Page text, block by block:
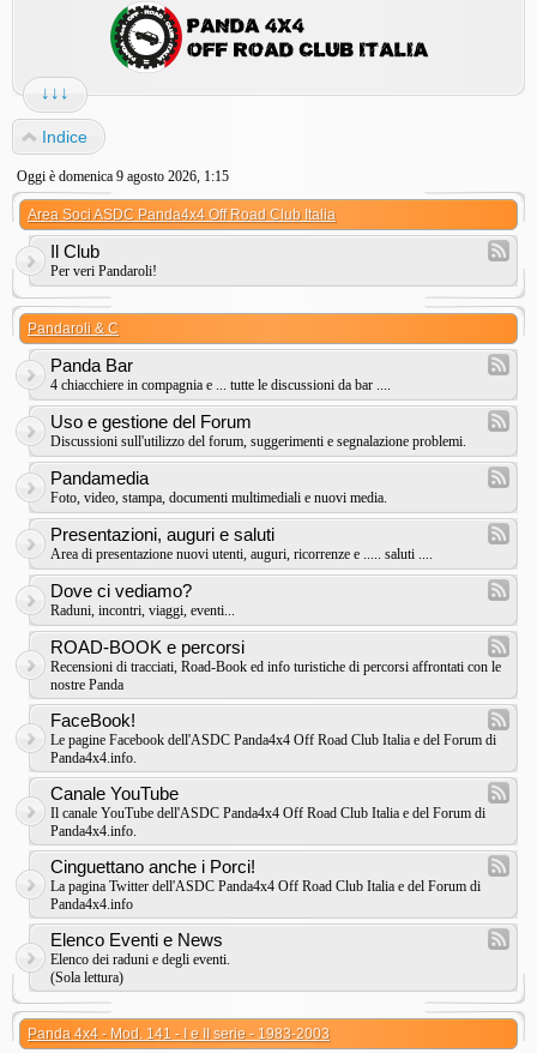
↓↓↓
Indice
Oggi è domenica 9 agosto 2026, 1:15
Area Soci ASDC Panda4x4 Off Road Club Italia
Il Club
Per veri Pandaroli!
Pandaroli & C
Panda Bar
4 chiacchiere in compagnia e ... tutte le discussioni da bar ....
Uso e gestione del Forum
Discussioni sull'utilizzo del forum, suggerimenti e segnalazione problemi.
Pandamedia
Foto, video, stampa, documenti multimediali e nuovi media.
Presentazioni, auguri e saluti
Area di presentazione nuovi utenti, auguri, ricorrenze e ..... saluti ....
Dove ci vediamo?
Raduni, incontri, viaggi, eventi...
ROAD-BOOK e percorsi
Recensioni di tracciati, Road-Book ed info turistiche di percorsi affrontati con le
nostre Panda
FaceBook!
Le pagine Facebook dell'ASDC Panda4x4 Off Road Club Italia e del Forum di
Panda4x4.info.
Canale YouTube
Il canale YouTube dell'ASDC Panda4x4 Off Road Club Italia e del Forum di
Panda4x4.info.
Cinguettano anche i Porci!
La pagina Twitter dell'ASDC Panda4x4 Off Road Club Italia e del Forum di
Panda4x4.info
Elenco Eventi e News
Elenco dei raduni e degli eventi.
(Sola lettura)
Panda 4x4 - Mod. 141 - I e II serie - 1983-2003